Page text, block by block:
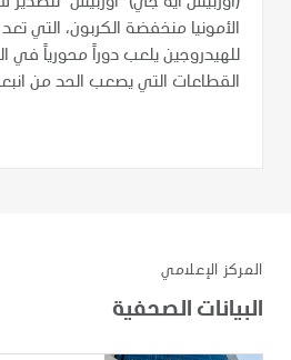
الأمونيا منخفضة الكربون، التي
للهيدروجين يلعب دوراً محورياً في
القطاعات التي يصعب الحد من
المركز الإعلامي
البيانات الصحفية